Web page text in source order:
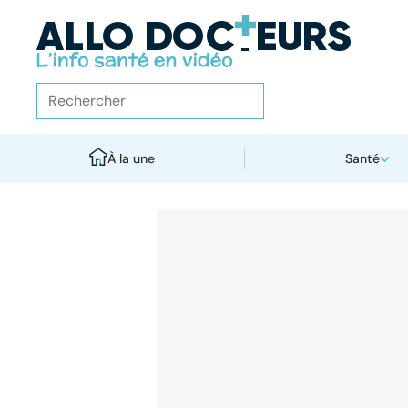
À la une Santé